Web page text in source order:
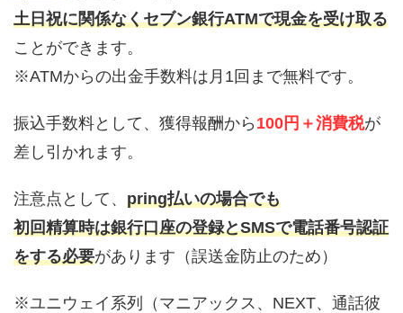
土日祝に関係なくセブン銀行ATMで現金を受け取る
ことができます。
※ATMからの出金手数料は月1回まで無料です。
振込手数料として、獲得報酬から 100円＋消費税が
差し引かれます。
注意点として、 pring払いの場合でも
初回精算時は銀行口座の登録とSMSで電話番号認証
をする必要があります（誤送金防止のため）
※ユニウェイ系列（マニアックス、NEXT、通話彼